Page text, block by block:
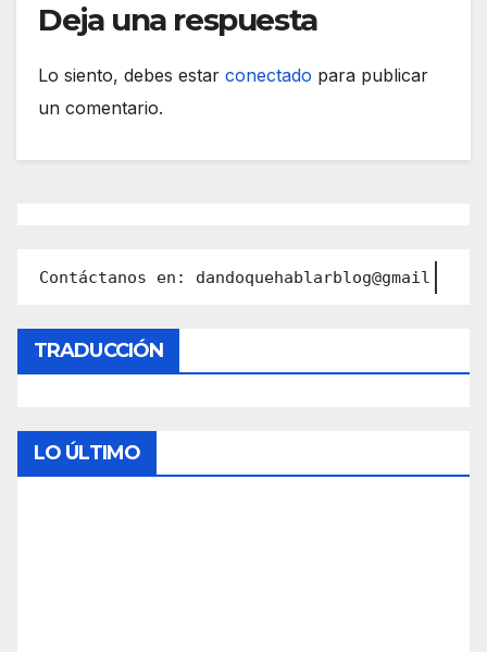
Deja una respuesta
Lo siento, debes estar conectado para publicar
un comentario.
Contáctanos en: dandoquehablarblog@gmail.com
TRADUCCIÓN
LO ÚLTIMO